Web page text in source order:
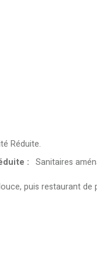
Réduite
: Sanitaires
puis restaurant de